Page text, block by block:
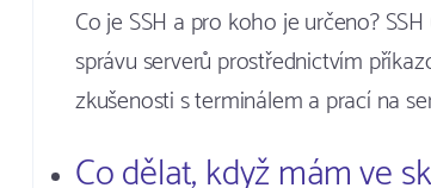
Co je SSH a pro koho je určeno?
správu serverů prostřednictvím
zkušenosti s terminálem a prací na
Co dělat, když mám ve